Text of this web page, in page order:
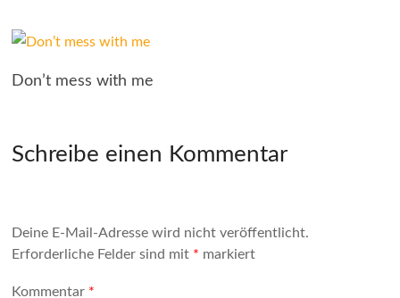
Don’t mess with me
Schreibe einen Kommentar
Deine E-Mail-Adresse wird nicht veröffentlicht.
Erforderliche Felder sind mit * markiert
Kommentar *